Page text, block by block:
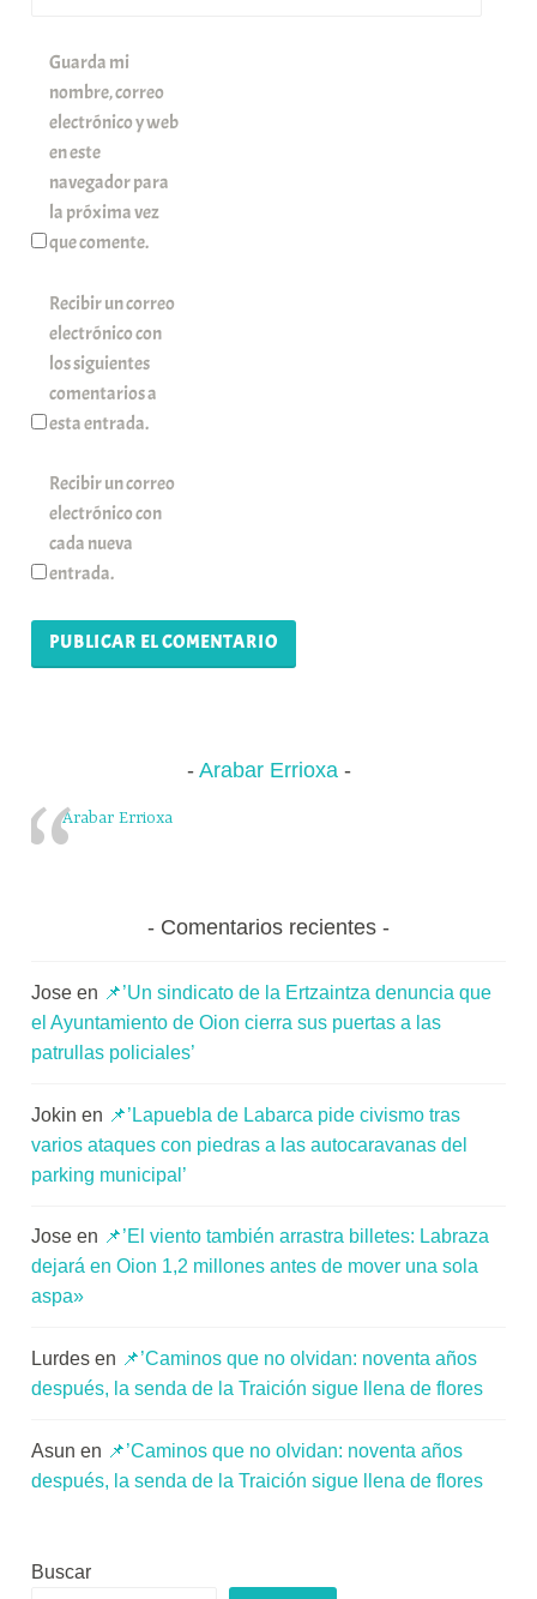
Guarda mi
nombre, correo
electrónico y web
en este
navegador para
la próxima vez
que comente.
Recibir un correo
electrónico con
los siguientes
comentarios a
esta entrada.
Recibir un correo
electrónico con
cada nueva
entrada.
Arabar Errioxa
Arabar Errioxa
Comentarios recientes
Jose en 📌’Un sindicato de la Ertzaintza denuncia que
el Ayuntamiento de Oion cierra sus puertas a las
patrullas policiales’
Jokin en 📌’Lapuebla de Labarca pide civismo tras
varios ataques con piedras a las autocaravanas del
parking municipal’
Jose en 📌’El viento también arrastra billetes: Labraza
dejará en Oion 1,2 millones antes de mover una sola
aspa»
Lurdes en 📌’Caminos que no olvidan: noventa años
después, la senda de la Traición sigue llena de flores
Asun en 📌’Caminos que no olvidan: noventa años
después, la senda de la Traición sigue llena de flores
Buscar